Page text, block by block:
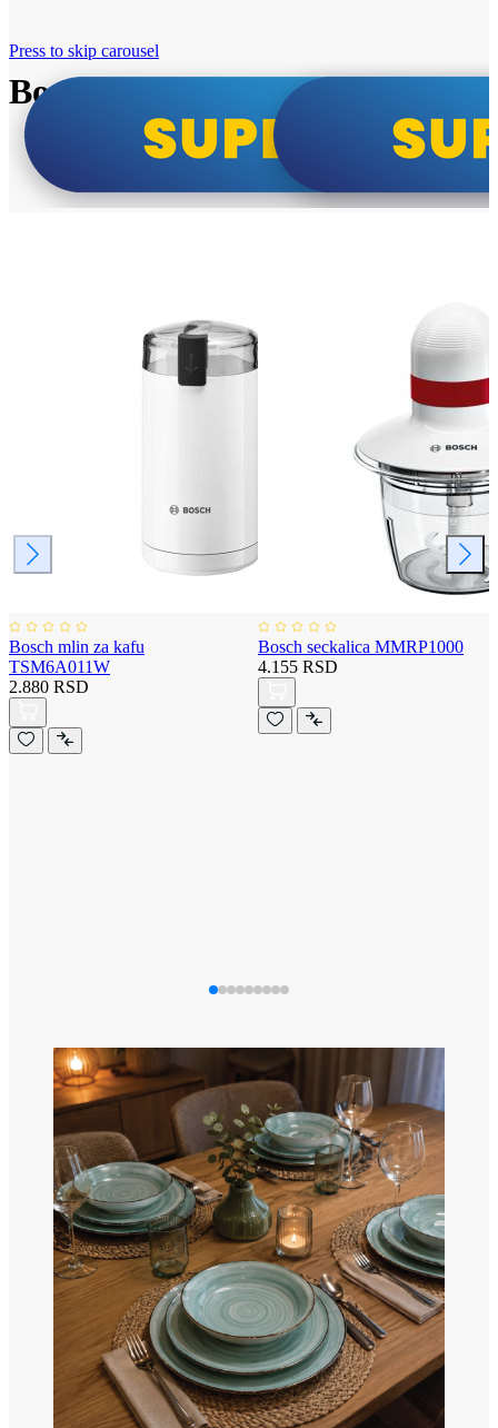
Bosch super cene
Press to skip carousel
Bosch mlin za kafu
TSM6A011W
2.880 RSD
Bosch seckalica MMRP1000
4.155 RSD